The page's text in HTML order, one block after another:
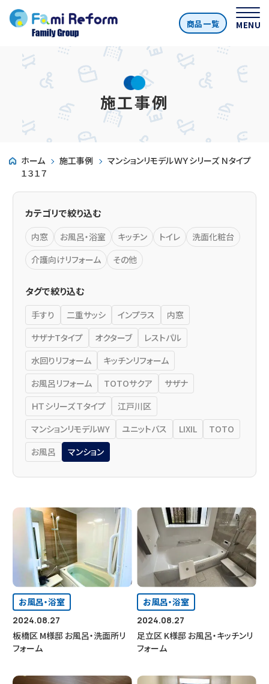
商品一覧 MENU
施工事例
ホーム 施工事例
マンションリモデルＷＹシリーズ Ｎタイプ
１３１７
カテゴリで絞り込む
内窓 お風呂・浴室 キッチン トイレ
洗面化粧台
介護向けリフォーム
その他
タグで絞り込む
手すり 二重サッシ インプラス
内窓
サザナTタイプ
オクターブ
レストパル
水回りリフォーム
キッチンリフォーム
お風呂リフォーム
TOTOサクア
サザナ
ＨＴシリーズ Ｔタイプ
江戸川区
マンションリモデルWY
ユニットバス LIXIL
TOTO
お風呂
マンション
お風呂・浴室
2024.08.27
板橋区 M様邸 お風呂・洗面所リ
フォーム
お風呂・浴室
2024.08.27
足立区 K様邸 お風呂・キッチンリ
フォーム